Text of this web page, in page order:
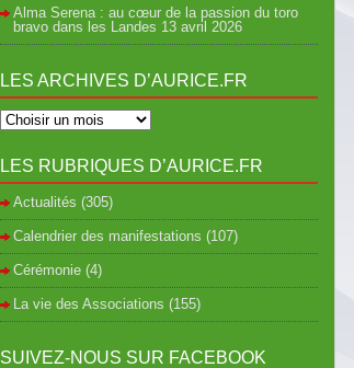
Alma Serena : au cœur de la passion du toro
bravo dans les Landes 13 avril 2026
LES ARCHIVES D’AURICE.FR
LES RUBRIQUES D’AURICE.FR
Actualités (305)
Calendrier des manifestations (107)
Cérémonie (4)
La vie des Associations (155)
SUIVEZ-NOUS SUR FACEBOOK